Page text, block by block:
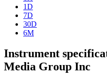
1D
7D
30D
6M
Instrument
Media Group Inc